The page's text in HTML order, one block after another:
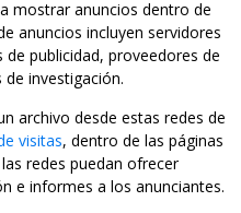
mostrar anuncios dentro de
anuncios incluyen servidores
publicidad, proveedores de
investigación.
archivo desde estas redes de
visitas, dentro de las páginas
redes puedan ofrecer
e informes a los anunciantes.